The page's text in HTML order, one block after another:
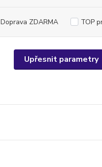
Upřesnit parametry
Doprava ZDARMA TOP